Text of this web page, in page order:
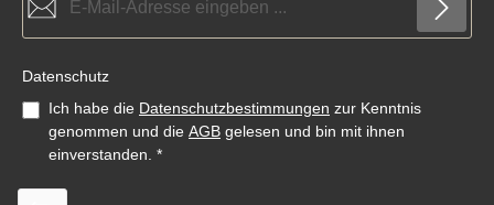
Datenschutz
Ich habe die Datenschutzbestimmungen zur Kenntnis
genommen und die AGB gelesen und bin mit ihnen
einverstanden. *